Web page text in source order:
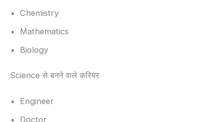
Chemistry
Mathematics
Biology
Science से बनने वाले करियर
Engineer
Doctor